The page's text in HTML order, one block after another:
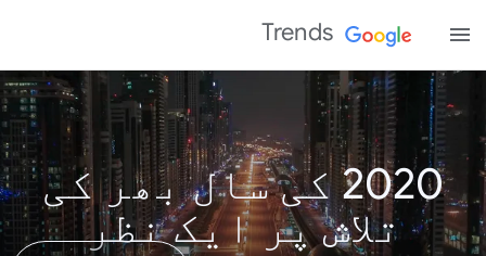
Trends
2020 کی سال بھر کی
تلاش پر ایک نظر